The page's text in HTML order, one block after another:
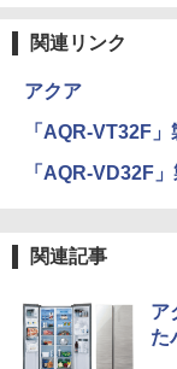
関連リンク
アクア
「AQR-VT32F
「AQR-VD32F
関連記事
ア
た